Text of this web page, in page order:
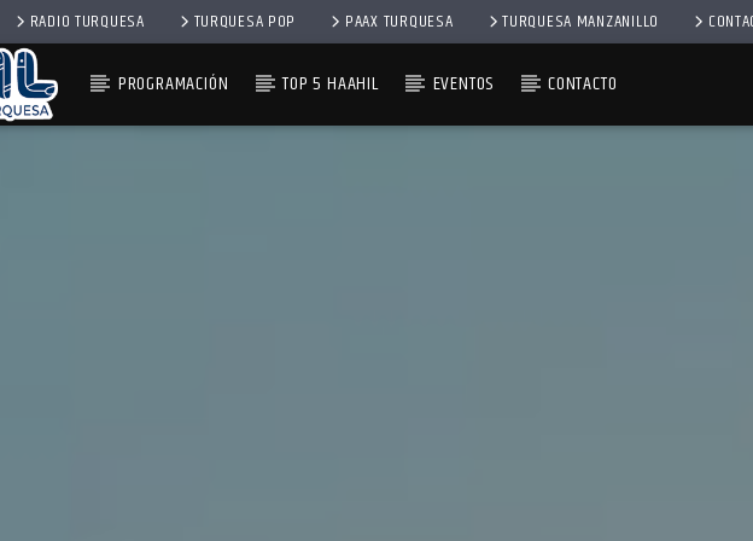
RADIO TURQUESA TURQUESA POP PAAX TURQUESA TURQUESA MANZANILLO
PROGRAMACIÓN TOP 5 HAAHIL EVENTOS CONTACTO